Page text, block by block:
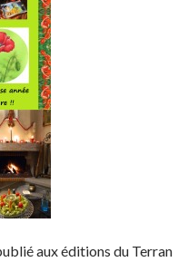
aux éditions du Terran